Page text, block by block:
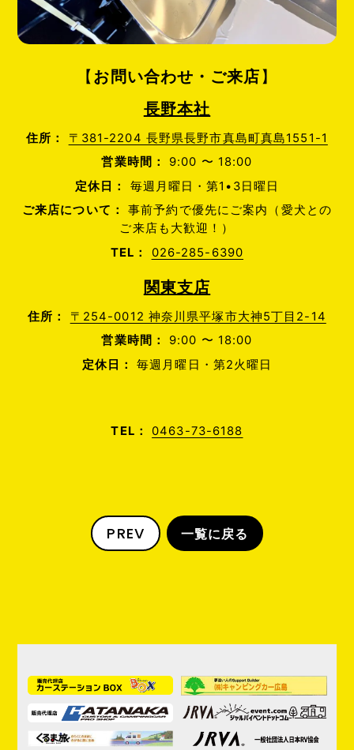
【 お問い合わせ・ご来店 】
長野本社
住所：
〒381-2204 長野県長野市真島町真島1551-1
営業時間：
9:00 〜 18:00
定休日：
毎週月曜日・第1•3日曜日
ご来店について：
事前予約で優先にご案内（愛犬との
ご来店も大歓迎！）
TEL：
026-285-6390
関東支店
住所：
〒254-0012 神奈川県平塚市大神5丁目2-14
営業時間：
9:00 〜 18:00
定休日：
毎週月曜日・第2火曜日
TEL： 0463-73-6188
PREV 一覧に戻る